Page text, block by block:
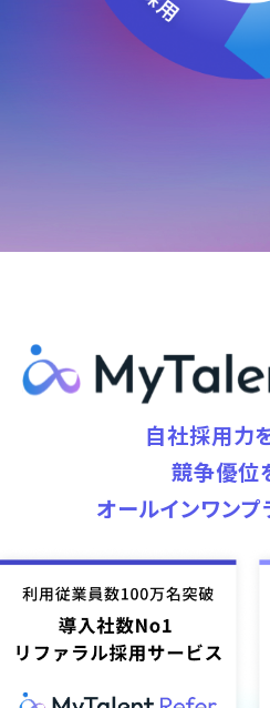
自社採用力
競争優位
オールインワンプ